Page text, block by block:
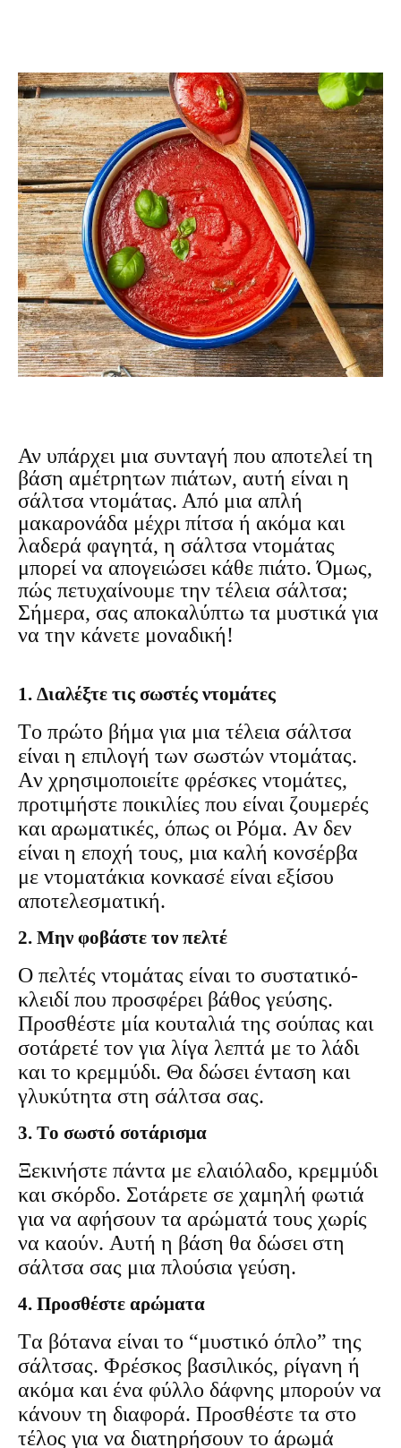
Αν υπάρχει μια συνταγή που αποτελεί τη
βάση αμέτρητων πιάτων, αυτή είναι η
σάλτσα ντομάτας. Από μια απλή
μακαρονάδα μέχρι πίτσα ή ακόμα και
λαδερά φαγητά, η σάλτσα ντομάτας
μπορεί να απογειώσει κάθε πιάτο. Όμως,
πώς πετυχαίνουμε την τέλεια σάλτσα;
Σήμερα, σας αποκαλύπτω τα μυστικά για
να την κάνετε μοναδική!
1. Διαλέξτε τις σωστές ντομάτες
Το πρώτο βήμα για μια τέλεια σάλτσα
είναι η επιλογή των σωστών ντομάτας.
Αν χρησιμοποιείτε φρέσκες ντομάτες,
προτιμήστε ποικιλίες που είναι ζουμερές
και αρωματικές, όπως οι Ρόμα. Αν δεν
είναι η εποχή τους, μια καλή κονσέρβα
με ντοματάκια κονκασέ είναι εξίσου
αποτελεσματική.
2. Μην φοβάστε τον πελτέ
Ο πελτές ντομάτας είναι το συστατικό-
κλειδί που προσφέρει βάθος γεύσης.
Προσθέστε μία κουταλιά της σούπας και
σοτάρετέ τον για λίγα λεπτά με το λάδι
και το κρεμμύδι. Θα δώσει ένταση και
γλυκύτητα στη σάλτσα σας.
3. Το σωστό σοτάρισμα
Ξεκινήστε πάντα με ελαιόλαδο, κρεμμύδι
και σκόρδο. Σοτάρετε σε χαμηλή φωτιά
για να αφήσουν τα αρώματά τους χωρίς
να καούν. Αυτή η βάση θα δώσει στη
σάλτσα σας μια πλούσια γεύση.
4. Προσθέστε αρώματα
Τα βότανα είναι το “μυστικό όπλο” της
σάλτσας. Φρέσκος βασιλικός, ρίγανη ή
ακόμα και ένα φύλλο δάφνης μπορούν να
κάνουν τη διαφορά. Προσθέστε τα στο
τέλος για να διατηρήσουν το άρωμά